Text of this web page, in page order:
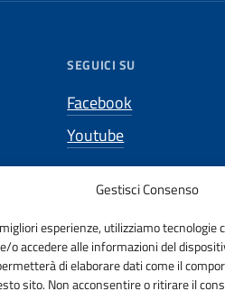
Gestisci Consenso
esperienze, utilizziamo tecnologie
o accedere alle informazioni del
di elaborare dati come il
sito. Non acconsentire o ritirare il
SEGUICI SU
Facebook
Youtube